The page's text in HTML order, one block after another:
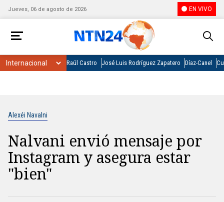
Jueves, 06 de agosto de 2026 EN VIVO
Raúl Castro José Luis Rodríguez Zapatero Díaz-Canel
Alexéi Navalni
Nalvani envió mensaje por
Instagram y asegura estar
"bien"